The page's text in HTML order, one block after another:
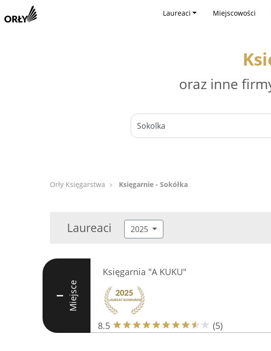
Laureaci Miejscowości
oraz inne
Orły Księgarstwa Księgarnie - Sokółka
Laureaci 2025
I Miejsce
Księgarnia "A KUKU"
8.5 (5)